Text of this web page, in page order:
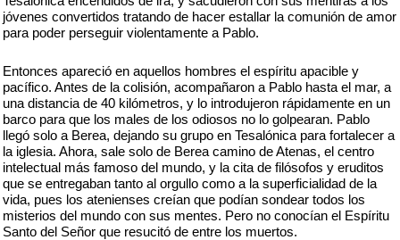
jóvenes convertidos tratando de hacer estallar la comunión de amor
para poder perseguir violentamente a Pablo.
Entonces apareció en aquellos hombres el espíritu apacible y
pacífico. Antes de la colisión, acompañaron a Pablo hasta el mar, a
una distancia de 40 kilómetros, y lo introdujeron rápidamente en un
barco para que los males de los odiosos no lo golpearan. Pablo
llegó solo a Berea, dejando su grupo en Tesalónica para fortalecer a
la iglesia. Ahora, sale solo de Berea camino de Atenas, el centro
intelectual más famoso del mundo, y la cita de filósofos y eruditos
que se entregaban tanto al orgullo como a la superficialidad de la
vida, pues los atenienses creían que podían sondear todos los
misterios del mundo con sus mentes. Pero no conocían el Espíritu
Santo del Señor que resucitó de entre los muertos.